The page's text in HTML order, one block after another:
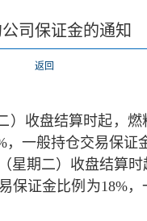
司保证金的通知
返回
）收盘结算时起，
一般持仓交易保证
星期二）收盘结算
保证金比例为18%